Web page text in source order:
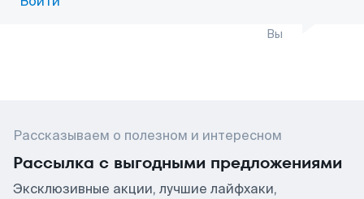
Вы
Рассказываем о полезном и интересном
Рассылка с выгодными предложениями
Эксклюзивные акции, лучшие лайфхаки,